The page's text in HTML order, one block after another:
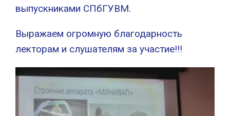
выпускниками СПбГУВМ.
Выражаем огромную благодарность
лекторам и слушателям за участие!!!